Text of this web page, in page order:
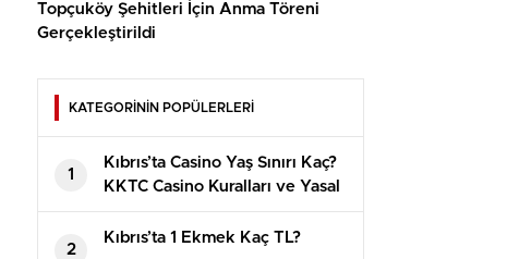
Topçuköy Şehitleri İçin Anma Töreni
Gerçekleştirildi
KATEGORİNİN POPÜLERLERİ
1
Kıbrıs’ta Casino Yaş Sınırı Kaç?
KKTC Casino Kuralları ve Yasal
Detaylar
2
Kıbrıs’ta 1 Ekmek Kaç TL?